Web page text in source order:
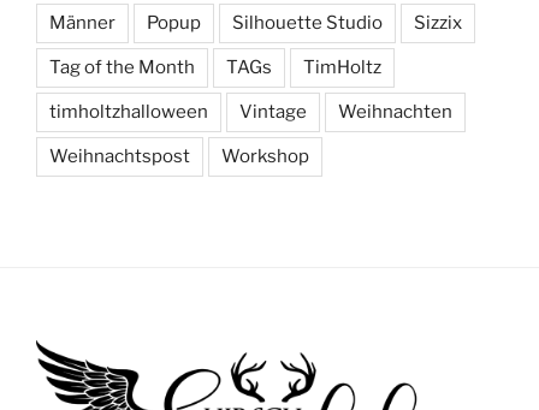
Männer Popup Silhouette Studio Sizzix
Tag of the Month TAGs TimHoltz
timholtzhalloween Vintage Weihnachten
Weihnachtspost Workshop